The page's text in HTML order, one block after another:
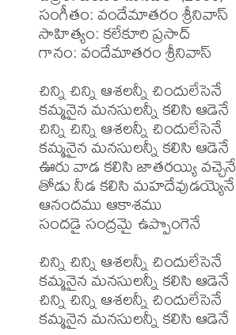
సంగీతం: వందేమాతరం శ్రీనివాస్
సాహిత్యం: కలేకూరి ప్రసాద్
గానం: వందేమాతరం శ్రీనివాస్
చిన్ని చిన్ని ఆశలన్నీ చిందులేసెనే
కమ్మనైన మనసులన్నీ కలిసి ఆడెనే
చిన్ని చిన్ని ఆశలన్నీ చిందులేసెనే
కమ్మనైన మనసులన్నీ కలిసి ఆడెనే
ఊరు వాడ కలిసి జాతరయ్యి వచ్చెనే
తోడు నీడ కలిసి మహదేవుడయ్యెనే
ఆనందము ఆకాశము
సందడై సంద్రమై ఉప్పొంగెనే
చిన్ని చిన్ని ఆశలన్నీ చిందులేసెనే
కమ్మనైన మనసులన్నీ కలిసి ఆడెనే
చిన్ని చిన్ని ఆశలన్నీ చిందులేసెనే
కమ్మనైన మనసులన్నీ కలిసి ఆడెనే